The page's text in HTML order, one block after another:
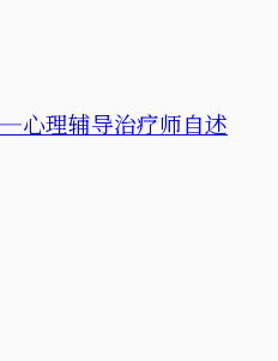
心理辅导治疗师自述